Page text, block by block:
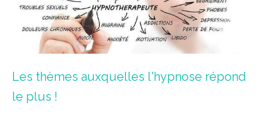
Les thèmes auxquelles l'hypnose répond
le plus !